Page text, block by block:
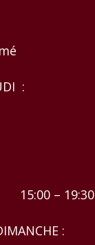
:
15:00 – 19:30
: